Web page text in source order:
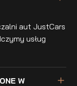
aut JustCars
usług
W